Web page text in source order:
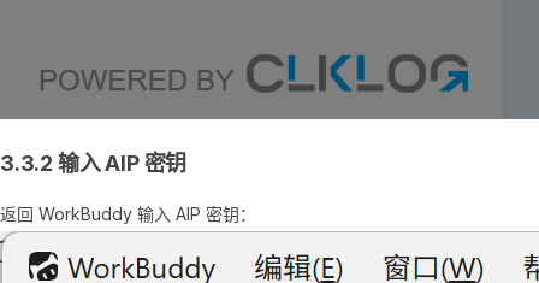
3.3.2 输入 AIP 密钥
返回 WorkBuddy 输入 AIP 密钥：